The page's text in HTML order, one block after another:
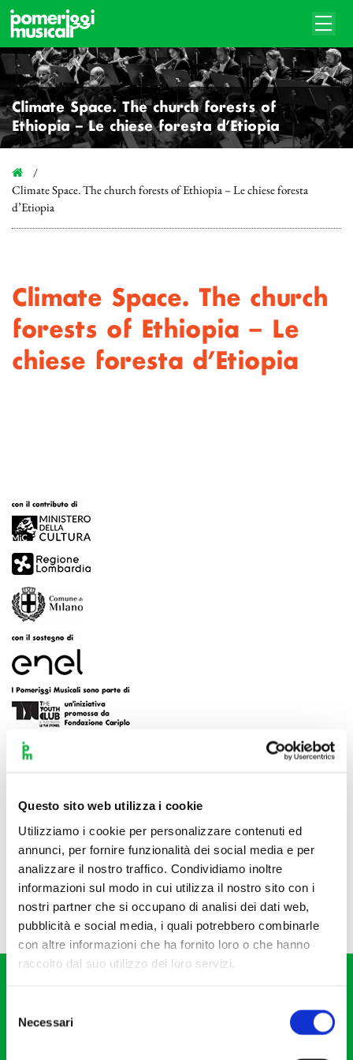
Questo sito web utilizza i cookie
Utilizziamo i cookie per personalizzare contenuti ed
annunci, per fornire funzionalità dei social media e per
analizzare il nostro traffico. Condividiamo inoltre
informazioni sul modo in cui utilizza il nostro sito con i
nostri partner che si occupano di analisi dei dati web,
pubblicità e social media, i quali potrebbero combinarle
con altre informazioni che ha fornito loro o che hanno
raccolto dal suo utilizzo dei loro servizi.
delNecessari
Climate Space. The church forests of
Ethiopia – Le chiese foresta d’Etiopia
Climate Space. The church forests of Ethiopia – Le chiese foresta
d’Etiopia
Climate Space. The church
forests of Ethiopia – Le
chiese foresta d’Etiopia